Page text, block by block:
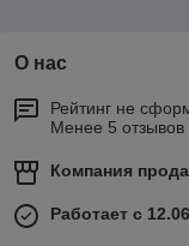
О нас
Рейтинг не
Менее 5 отзывов
Компания
Работает с